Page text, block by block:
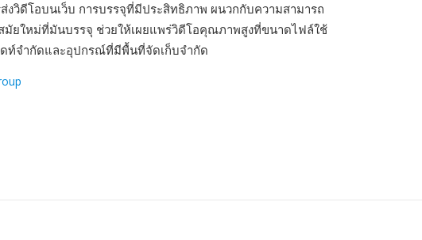
งวิดีโอบนเว็บ การบรรจุที่มีประสิทธิภาพ ผนวกกับความสามารถ
ยใหม่ที่มันบรรจุ ช่วยให้เผยแพร่วิดีโอคุณภาพสูงที่ขนาดไฟล์ใช้
ท์จำกัดและอุปกรณ์ที่มีพื้นที่จัดเก็บจำกัด